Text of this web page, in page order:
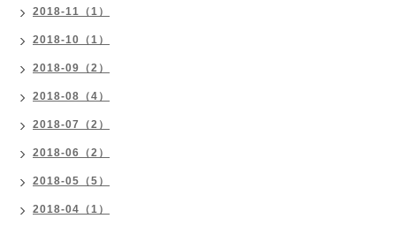
2018-11（1）
2018-10（1）
2018-09（2）
2018-08（4）
2018-07（2）
2018-06（2）
2018-05（5）
2018-04（1）